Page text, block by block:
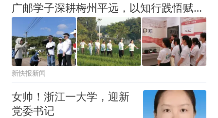
广邮学子深耕梅州平远，以知行践悟赋能乡村振兴
新快报新闻
女帅！浙江一大学，迎新
党委书记